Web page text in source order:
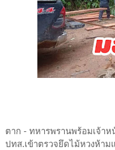
ตาก - ทหารพรานพร้อมเจ้า
ปทส.เข้าตรวจยึดไม้หวงห้า